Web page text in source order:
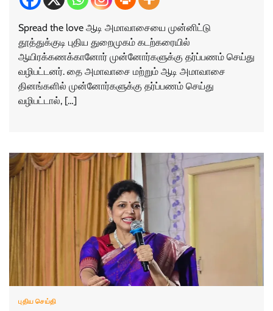
Spread the love ஆடி அமாவாசையை முன்னிட்டு
தூத்துக்குடி புதிய துறைமுகம் கடற்கரையில்
ஆயிரக்கணக்கானோர் முன்னோர்களுக்கு தர்ப்பணம் செய்து
வழிபட்டனர். தை அமாவாசை மற்றும் ஆடி அமாவாசை
தினங்களில் முன்னோர்களுக்கு தர்ப்பணம் செய்து
வழிபட்டால், […]
புதிய செய்தி